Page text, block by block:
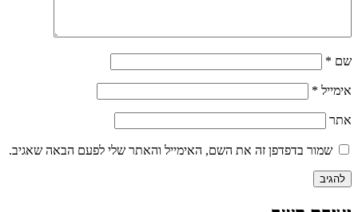
שם *
אימייל *
אתר
שמור בדפדפן זה את השם, האימייל והאתר שלי לפעם הבאה שאגיב.